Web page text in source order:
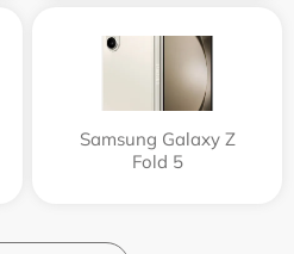
Samsung Galaxy Z
Fold 5